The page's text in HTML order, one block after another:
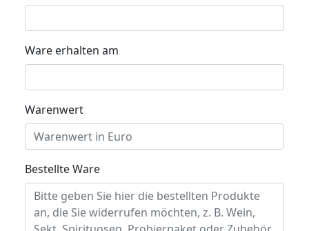
Ware erhalten am
Warenwert
Bestellte Ware